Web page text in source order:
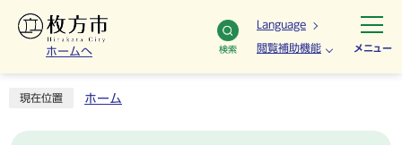
ホームへ 検索
Language
閲覧補助機能 メニュー
現在位置 ホーム